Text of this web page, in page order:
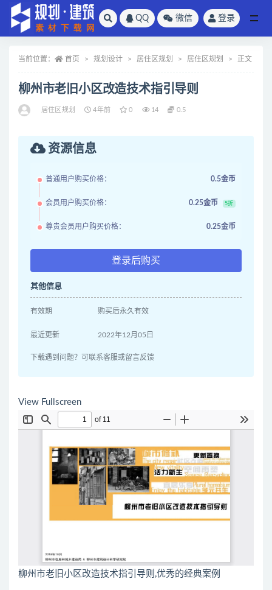
QQ 微信 登录
当前位置： 首页 规划设计 居住区规划 居住区规划 正文
柳州市老旧小区改造技术指引导则
居住区规划 4年前 0 14 0.5
资源信息
普通用户购买价格： 0.5金币
会员用户购买价格： 0.25金币 5折
尊贵会员用户购买价格： 0.25金币
登录后购买
其他信息
有效期 购买后永久有效
最近更新 2022年12月05日
下载遇到问题？可联系客服或留言反馈
View Fullscreen
柳州市老旧小区改造技术指引导则,优秀的经典案例
全部